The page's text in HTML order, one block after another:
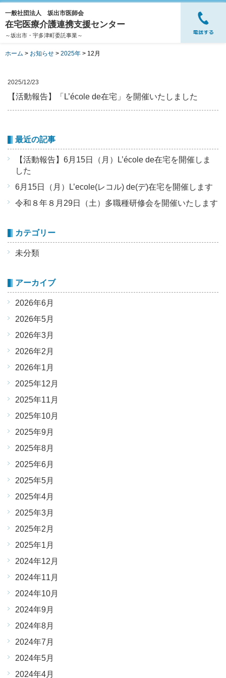
一般社団法人 坂出市医師会
在宅医療介護連携支援センター
～坂出市・宇多津町委託事業～
ホーム > お知らせ > 2025年 > 12月
2025/12/23
【活動報告】「L’école de在宅」を開催いたしました
最近の記事
【活動報告】6月15日（月）L’école de在宅を開催しま
した
6月15日（月）L’ecole(レコル) de(デ)在宅を開催します
令和８年８月29日（土）多職種研修会を開催いたします
カテゴリー
未分類
アーカイブ
2026年6月
2026年5月
2026年3月
2026年2月
2026年1月
2025年12月
2025年11月
2025年10月
2025年9月
2025年8月
2025年6月
2025年5月
2025年4月
2025年3月
2025年2月
2025年1月
2024年12月
2024年11月
2024年10月
2024年9月
2024年8月
2024年7月
2024年5月
2024年4月